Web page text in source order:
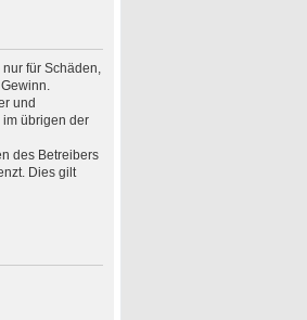
für Schäden,
und
übrigen der
des Betreibers
Dies gilt